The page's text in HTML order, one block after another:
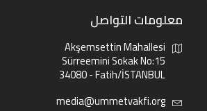
معلومات التواصل
Akşemsettin Mahallesi
Sürreemini Sokak No:15
34080 - Fatih/İSTANBUL
media@ummetvakfi.org